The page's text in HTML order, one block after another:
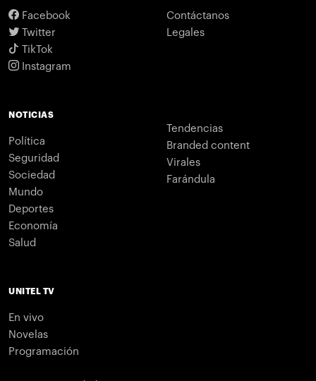
Facebook
Twitter
TikTok
Instagram
Contáctanos
Legales
NOTICIAS
Política
Seguridad
Sociedad
Mundo
Deportes
Economía
Salud
Tendencias
Branded content
Virales
Farándula
UNITEL TV
En vivo
Novelas
Programación